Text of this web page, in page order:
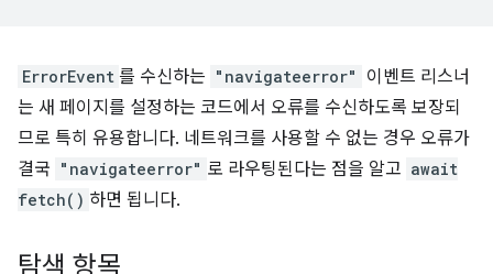
ErrorEvent 를 수신하는 "navigateerror"
이벤트 리스너
는 새 페이지를 설정하는 코드에서 오류를 수신하도록 보장되
므로 특히 유용합니다. 네트워크를 사용할 수 없는 경우 오류가
결국 "navigateerror" 로 라우팅된다는 점을 알고 await
fetch() 하면 됩니다.
탐색 항목